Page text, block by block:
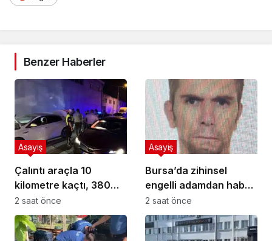
Benzer Haberler
Çalıntı araçla 10
kilometre kaçtı, 380
bin TL ceza yedi
Asayiş
2 saat önce
Bursa’da zihinsel
engelli adamdan haber
alınamıyor
Asayiş
2 saat önce